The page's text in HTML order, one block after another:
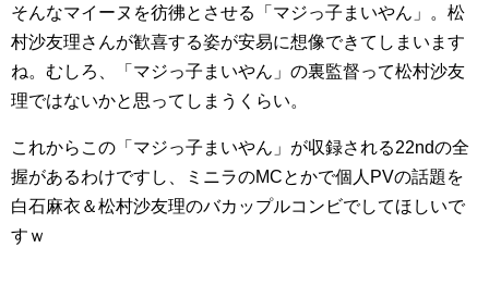
そんなマイーヌを彷彿とさせる「マジっ子まいやん」。松
村沙友理さんが歓喜する姿が安易に想像できてしまいます
ね。むしろ、「マジっ子まいやん」の裏監督って松村沙友
理ではないかと思ってしまうくらい。
これからこの「マジっ子まいやん」が収録される22ndの全
握があるわけですし、ミニラのMCとかで個人PVの話題を
白石麻衣＆松村沙友理のバカップルコンビでしてほしいで
すｗ